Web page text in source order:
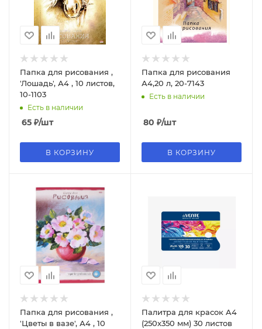
Папка для рисования ,
'Лошадь', А4 , 10 листов,
10-1103
Есть в наличии
65 ₽/шт
В КОРЗИНУ
Папка для рисования
А4,20 л, 20-7143
Есть в наличии
80 ₽/шт
В КОРЗИНУ
Папка для рисования ,
'Цветы в вазе', А4 , 10
Палитра для красок A4
(250x350 мм) 30 листов